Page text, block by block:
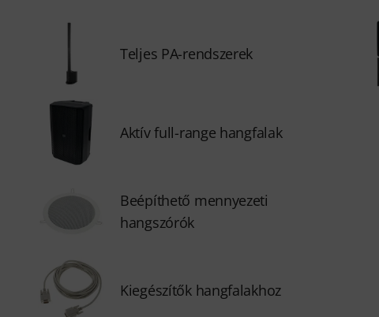
Teljes PA-rendszerek
Aktív full-range hangfalak
Beépíthető mennyezeti
hangszórók
Kiegészítők hangfalakhoz